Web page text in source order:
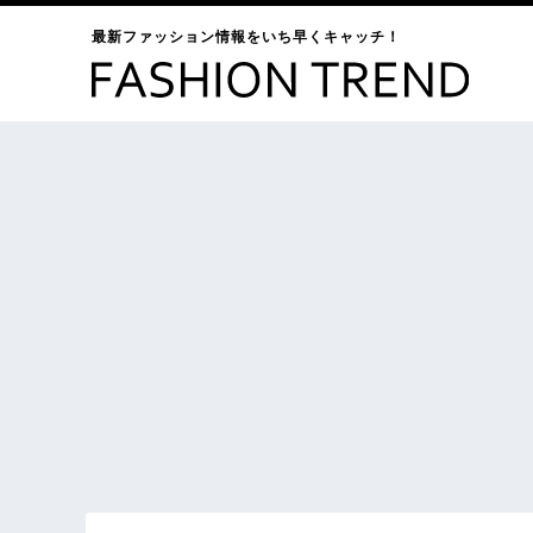
最新ファッション情報をいち早くキャッチ！